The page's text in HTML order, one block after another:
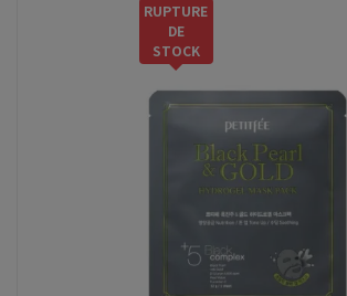
RUPTURE
DE
STOCK